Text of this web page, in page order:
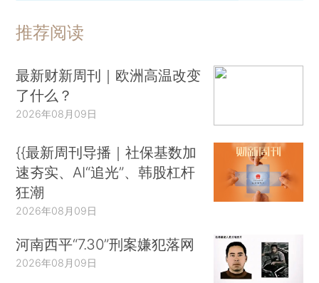
推荐阅读
最新财新周刊｜欧洲高温改变
了什么？
2026年08月09日
{{最新周刊导播｜社保基数加
速夯实、AI“追光”、韩股杠杆
狂潮
2026年08月09日
河南西平“7.30”刑案嫌犯落网
2026年08月09日